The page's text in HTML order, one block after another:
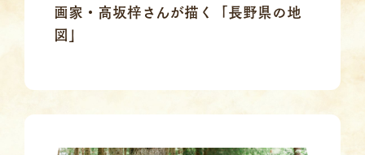
画家・高坂梓さんが描く「長野県の地
図」